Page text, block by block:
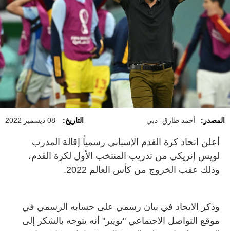
المصدر: أحمد طارق- دبي التاريخ: 08 ديسمبر 2022
أعلن اتحاد كرة القدم الإسباني رسمياً إقالة المدرب
لويس إنريكي من تدريب المنتخب الأول لكرة القدم،
وذلك عقب الخروج من كأس العالم 2022.
وذكر الاتحاد في بيان رسمي على حسابه الرسمي في
موقع التواصل الاجتماعي "تويتر" أنه يتوجه بالشكر إلى